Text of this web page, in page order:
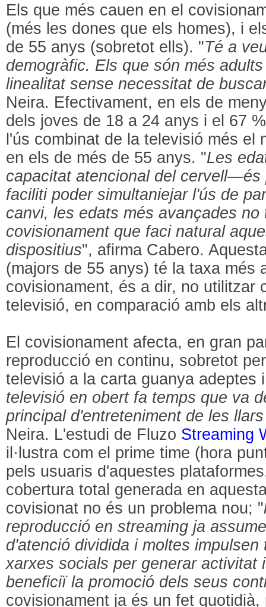
Els que més cauen en el
(més les dones que els homes), i
de 55 anys (sobretot ells). "Té a
demogràfic. Els que són més
linealitat sense necessitat de
Neira. Efectivament, en els de
dels joves de 18 a 24 anys i el 67
l'ús combinat de la televisió més el
en els de més de 55 anys. "Les
capacitat atencional del cervell—és
faciliti poder simultaniejar l'ús de
canvi, les edats més avançades
covisionament que faci natural
dispositius", afirma Cabero.
(majors de 55 anys) té la taxa més
covisionament, és a dir, no utilitzar
televisió, en comparació amb els
El covisionament afecta, en gran
reproducció en continu, sobretot
televisió a la carta guanya adeptes
televisió en obert fa temps que va
principal d'entreteniment de les
Neira. L'estudi de Fluzo Streaming
il·lustra com el prime time (hora
pels usuaris d'aquestes
cobertura total generada en
covisionat no és un problema nou; "
reproducció en streaming ja
d'atenció dividida i moltes
xarxes socials per generar activitat
beneficiï la promoció dels seus
covisionament ja és un fet